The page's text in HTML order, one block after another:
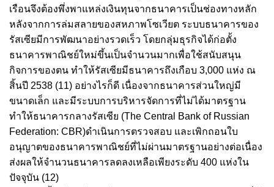
เรือนจึงต้องพึ่งพาแหล่งเงินทุนจากธนาคารเป็นช่องทางหลัก
หลังจากการล่มสลายของสหภาพโซเวียต ระบบธนาคารของ
รัสเซียมีการพัฒนาอย่างรวดเร็ว โดยกลุ่มธุรกิจได้ก่อตั้ง
ธนาคารพาณิชย์ใหม่ขึ้นเป็นจำนวนมากเพื่อใช้สนับสนุน
กิจการของตน ทำให้รัสเซียมีธนาคารถึงเกือบ 3,000 แห่ง ณ
สิ้นปี 2538 (11) อย่างไรก็ดี เนื่องจากธนาคารส่วนใหญ่มี
ขนาดเล็ก และมีระบบการบริหารจัดการที่ไม่ได้มาตรฐาน
ทำให้ธนาคารกลางรัสเซีย (The Central Bank of Russian
Federation: CBR)ดำเนินการตรวจสอบ และเพิกถอนใบ
อนุญาตของธนาคารพาณิชย์ที่ไม่ผ่านมาตรฐานอย่างต่อเนื่อง
ส่งผลให้จำนวนธนาคารลดลงเหลือเพียงระดับ 400 แห่งใน
ปัจจุบัน (12)